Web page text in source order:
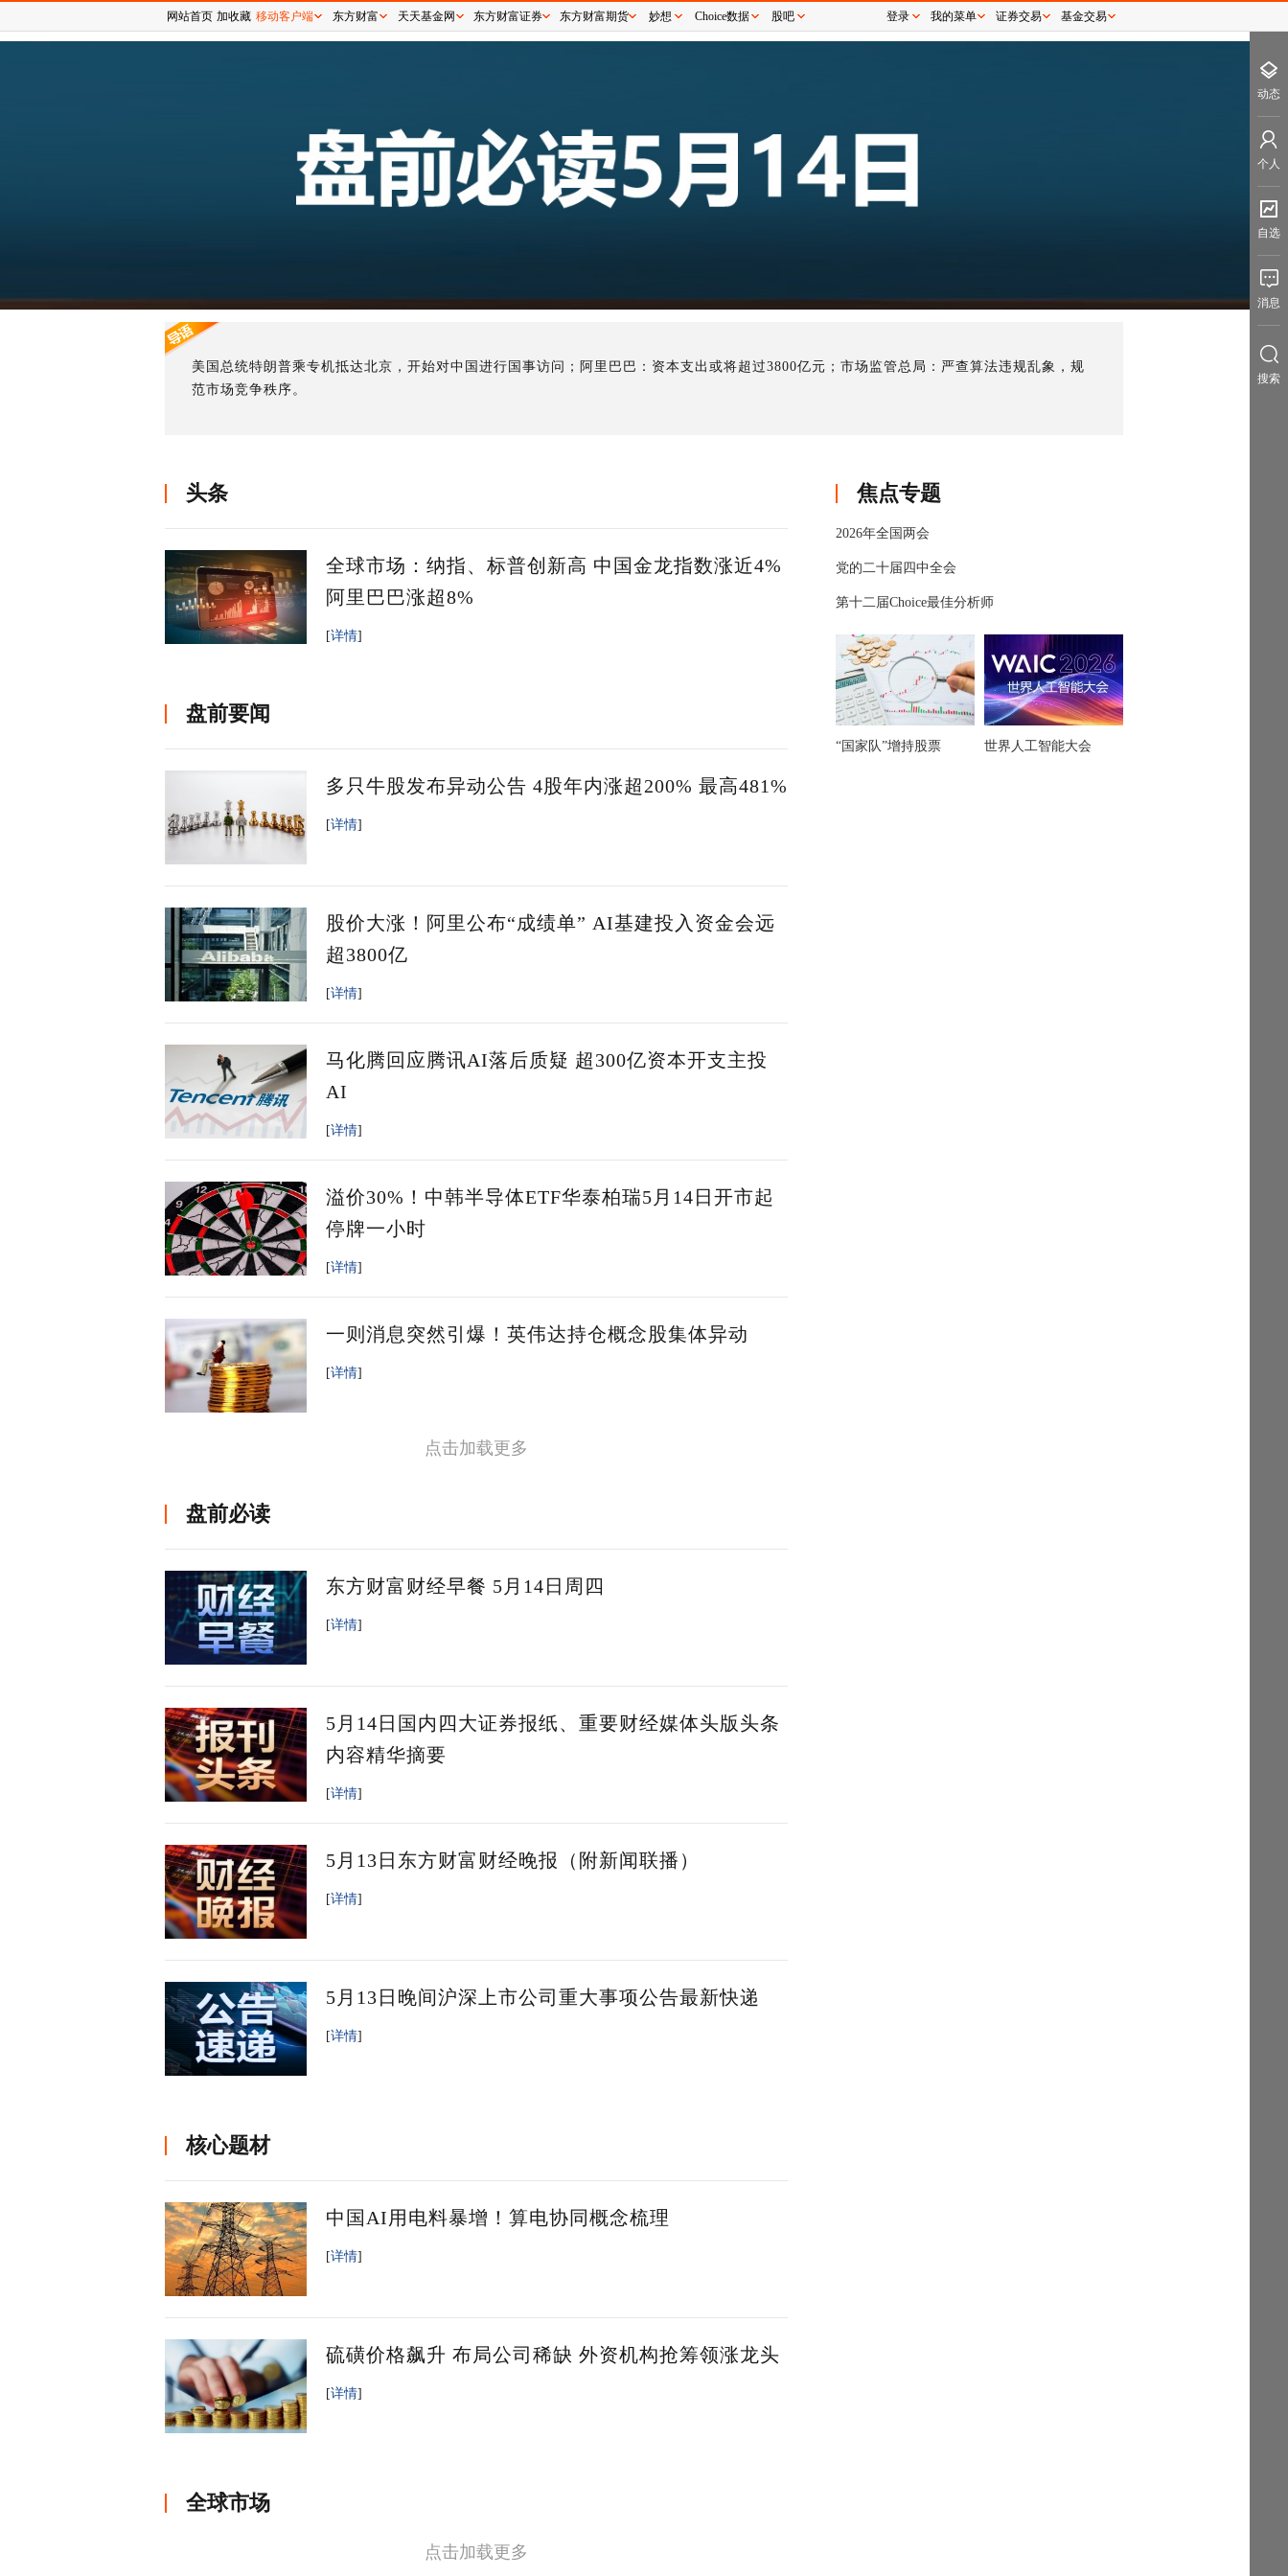
美国总统特朗普乘专机抵达北京，开始对中国进行国事访问；阿里巴巴：资本支出或将超过3800亿元；市场监管总局：严查算法违规乱象，规
范市场竞争秩序。
头条
全球市场：纳指、标普创新高 中国金龙指数涨近4%
阿里巴巴涨超8%
[详情]
盘前要闻
多只牛股发布异动公告 4股年内涨超200% 最高481%
[详情]
股价大涨！阿里公布“成绩单” AI基建投入资金会远
超3800亿
[详情]
马化腾回应腾讯AI落后质疑 超300亿资本开支主投
AI
[详情]
溢价30%！中韩半导体ETF华泰柏瑞5月14日开市起
停牌一小时
[详情]
一则消息突然引爆！英伟达持仓概念股集体异动
[详情]
点击加载更多
盘前必读
东方财富财经早餐 5月14日周四
[详情]
5月14日国内四大证券报纸、重要财经媒体头版头条
内容精华摘要
[详情]
5月13日东方财富财经晚报（附新闻联播）
[详情]
5月13日晚间沪深上市公司重大事项公告最新快递
[详情]
核心题材
中国AI用电料暴增！算电协同概念梳理
[详情]
硫磺价格飙升 布局公司稀缺 外资机构抢筹领涨龙头
[详情]
全球市场
点击加载更多
焦点专题
2026年全国两会
党的二十届四中全会
第十二届Choice最佳分析师
“国家队”增持股票 世界人工智能大会
网站首页 加收藏 移动客户端 东方财富 天天基金网 东方财富证券 东方财富期货 妙想 Choice数据 股吧 登录 我的菜单 证券交易 基金交易
动态
个人
自选
消息
搜索